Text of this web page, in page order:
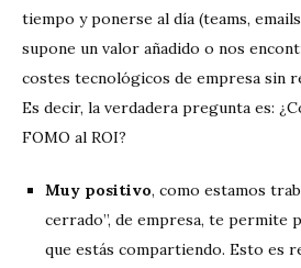
tiempo y ponerse al día (teams,
supone un valor añadido o nos
costes tecnológicos de empresa sin
Es decir, la verdadera pregunta es:
FOMO al ROI?
Muy positivo, como estamos
cerrado”, de empresa, te permite
que estás compartiendo. Esto es